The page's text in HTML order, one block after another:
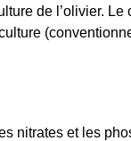
de l’olivier.
nitrates et les